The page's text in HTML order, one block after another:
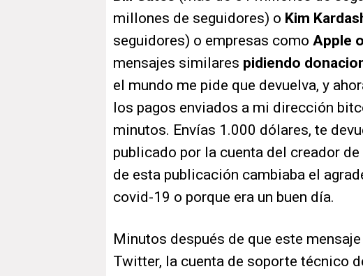
millones de seguidores) o Kim
seguidores) o empresas como Apple
mensajes similares pidiendo
el mundo me pide que devuelva, y
los pagos enviados a mi dirección
minutos. Envías 1.000 dólares, te
publicado por la cuenta del creador
de esta publicación cambiaba el
covid-19 o porque era un buen día.
Minutos después de que este
Twitter, la cuenta de soporte técnico